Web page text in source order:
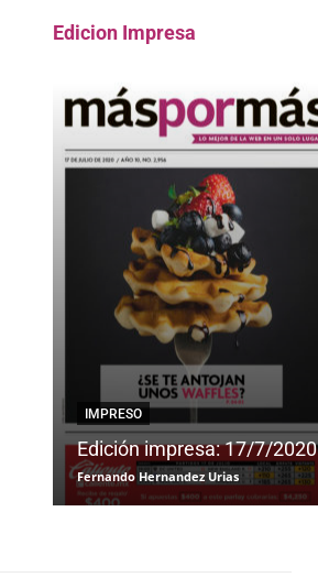
Edicion Impresa
IMPRESO
Edición impresa: 17/7/2020
Fernando Hernandez Urias